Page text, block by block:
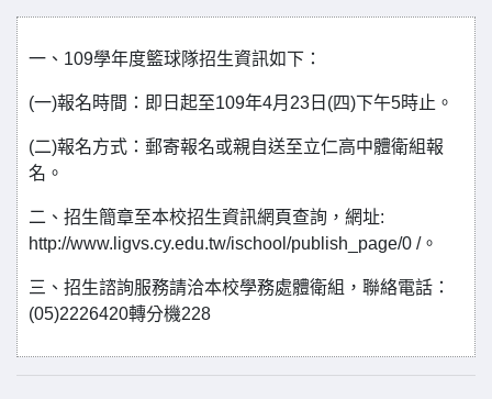
一、109學年度籃球隊招生資訊如下：
(一)報名時間：即日起至109年4月23日(四)下午5時止。
(二)報名方式：郵寄報名或親自送至立仁高中體衛組報
名。
二、招生簡章至本校招生資訊網頁查詢，網址:
http://www.ligvs.cy.edu.tw/ischool/publish_page/0 /。
三、招生諮詢服務請洽本校學務處體衛組，聯絡電話：
(05)2226420轉分機228